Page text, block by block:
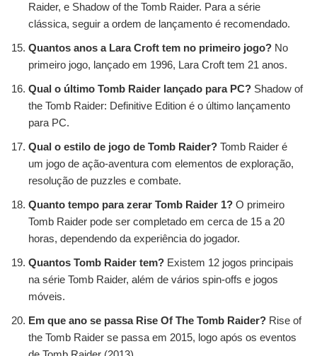
Raider, e Shadow of the Tomb Raider. Para a série
clássica, seguir a ordem de lançamento é recomendado.
Quantos anos a Lara Croft tem no primeiro jogo? No
primeiro jogo, lançado em 1996, Lara Croft tem 21 anos.
Qual o último Tomb Raider lançado para PC? Shadow of
the Tomb Raider: Definitive Edition é o último lançamento
para PC.
Qual o estilo de jogo de Tomb Raider? Tomb Raider é
um jogo de ação-aventura com elementos de exploração,
resolução de puzzles e combate.
Quanto tempo para zerar Tomb Raider 1? O primeiro
Tomb Raider pode ser completado em cerca de 15 a 20
horas, dependendo da experiência do jogador.
Quantos Tomb Raider tem? Existem 12 jogos principais
na série Tomb Raider, além de vários spin-offs e jogos
móveis.
Em que ano se passa Rise Of The Tomb Raider? Rise of
the Tomb Raider se passa em 2015, logo após os eventos